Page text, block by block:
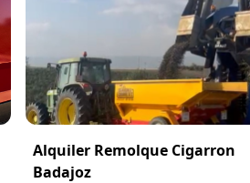
Alquiler Remolque Cigarron
Badajoz